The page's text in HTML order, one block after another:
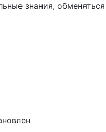
знания,